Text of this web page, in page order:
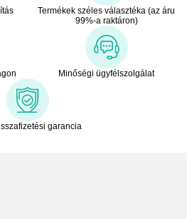
Termékek széles választéka (az áru
99%-a raktáron)
Minőségi ügyfélszolgálat
garancia